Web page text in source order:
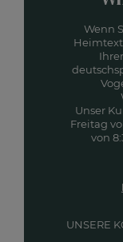
Wenn
Unser
Freitag
von
UNSERE